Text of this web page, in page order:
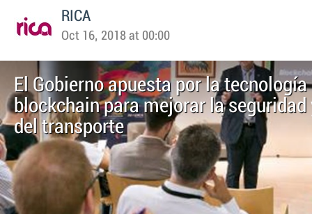
RICA
Oct 16, 2018 at 00:00
El Gobierno apuesta por la tecnología
blockchain para mejorar la seguridad
del transporte